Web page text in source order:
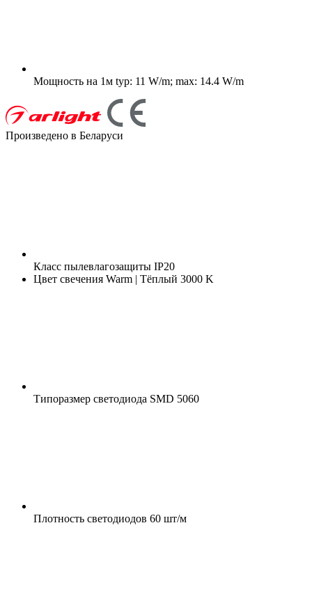
Мощность на 1м typ: 11 W/m; max: 14.4 W/m
Произведено в Беларуси
Класс пылевлагозащиты IP20
Цвет свечения Warm | Тёплый 3000 K
Типоразмер светодиода SMD 5060
Плотность светодиодов 60 шт/м